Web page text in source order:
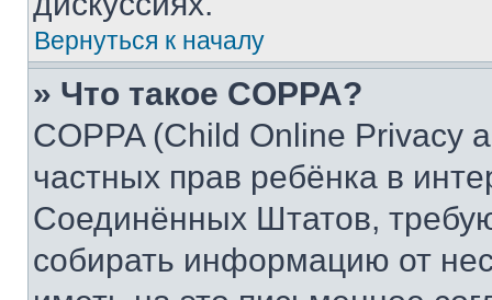
Вернуться к началу
» Что такое COPPA?
COPPA (Child Online Privacy
частных прав ребёнка в
Соединённых Штатов,
собирать информацию от